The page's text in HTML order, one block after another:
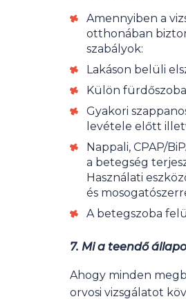
Amennyiben a
otthonában
szabályok:
Lakáson belüli
Külön
Gyakori
levétele előtt
Nappali, CPAP/
a betegség
Használati
és
A betegszoba
7. Mi a teendő
Ahogy minden
orvosi vizsgálatot